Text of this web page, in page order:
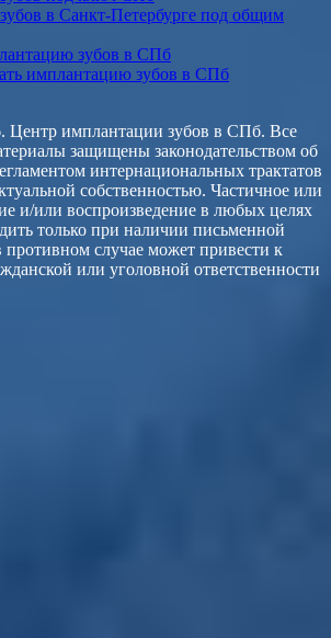
в Санкт-Петербурге под общим
зубов в СПб
имплантацию зубов в СПб
Центр имплантации зубов в СПб. Все
защищены законодательством об
интернациональных трактатов
собственностью. Частичное или
и/или воспроизведение в любых целях
только при наличии письменной
противном случае может привести к
или уголовной ответственности